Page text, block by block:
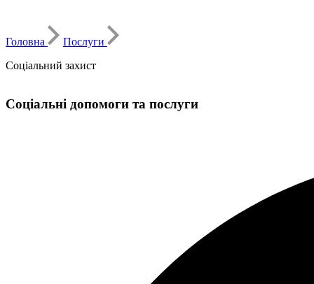
Головна
Послуги
Соціальний захист
Соціальні допомоги та послуги